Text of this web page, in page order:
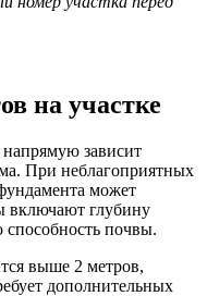
на участке
напрямую зависит
При неблагоприятных
может
включают глубину
почвы.
выше 2 метров,
дополнительных